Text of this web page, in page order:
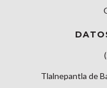
Tlalnepantla de